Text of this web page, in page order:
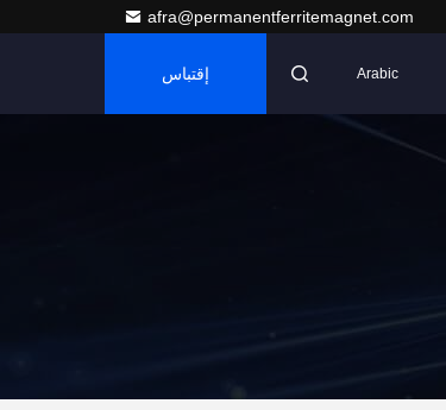
afra@permanentferritemagnet.com
Arabic إقتباس